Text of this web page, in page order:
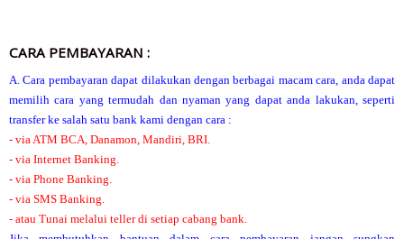
CARA PEMBAYARAN :
A. Cara pembayaran dapat dilakukan dengan berbagai macam cara, anda dapat
memilih cara yang termudah dan nyaman yang dapat anda lakukan, seperti
transfer ke salah satu bank kami dengan cara :
- via ATM BCA, Danamon, Mandiri, BRI.
- via Internet Banking.
- via Phone Banking.
- via SMS Banking.
- atau Tunai melalui teller di setiap cabang bank.